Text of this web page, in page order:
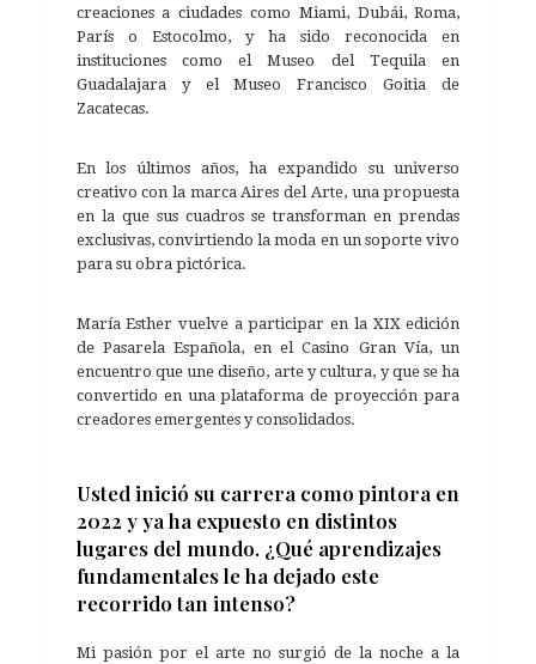
creaciones a ciudades como Miami, Dubái, Roma,
París o Estocolmo, y ha sido reconocida en
instituciones como el Museo del Tequila en
Guadalajara y el Museo Francisco Goitia de
Zacatecas.
En los últimos años, ha expandido su universo
creativo con la marca Aires del Arte, una propuesta
en la que sus cuadros se transforman en prendas
exclusivas, convirtiendo la moda en un soporte vivo
para su obra pictórica.
María Esther vuelve a participar en la XIX edición
de Pasarela Española, en el Casino Gran Vía, un
encuentro que une diseño, arte y cultura, y que se ha
convertido en una plataforma de proyección para
creadores emergentes y consolidados.
Usted inició su carrera como pintora en
2022 y ya ha expuesto en distintos
lugares del mundo. ¿Qué aprendizajes
fundamentales le ha dejado este
recorrido tan intenso?
Mi pasión por el arte no surgió de la noche a la